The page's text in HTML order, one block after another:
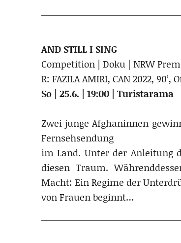
AND STILL I SING
Competition | Doku | NRW
R: FAZILA AMIRI, CAN 2022, 90’,
So | 25.6. | 19:00 | Turistarama
Zwei junge Afghaninnen
Fernsehsendung
im Land. Unter der Anleitung
diesen Traum.
Macht: Ein Regime der
von Frauen beginnt…